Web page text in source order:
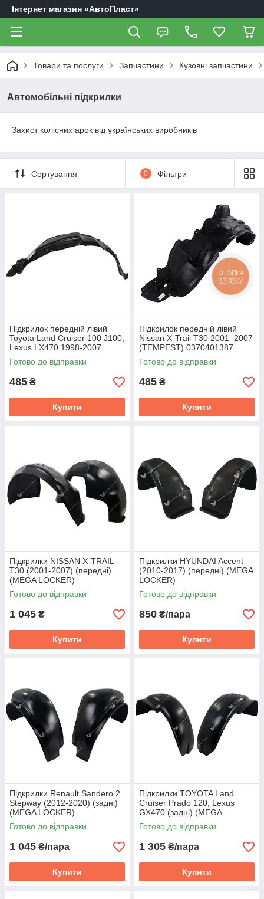
Інтернет магазин «АвтоПласт»
Товари та послуги Запчастини Кузовні запчастини
Автомобільні підкрилки
Захист колісних арок від українських виробників
Сортування 0 Фільтри
Підкрилок передній лівий
Toyota Land Cruiser 100 J100,
Lexus LX470 1998-2007
TEMPEST 049 0571 387C
Готово до відправки
485 ₴
Купити
Підкрилок передній лівий
Nissan X-Trail T30 2001–2007
(TEMPEST) 0370401387
Готово до відправки
485 ₴
Купити
Підкрилки NISSAN X-TRAIL
T30 (2001-2007) (передні)
(MEGA LOCKER)
Готово до відправки
1 045 ₴
Купити
Підкрилки HYUNDAI Accent
(2010-2017) (передні) (MEGA
LOCKER)
Готово до відправки
850 ₴/пара
Купити
Підкрилки Renault Sandero 2
Stepway (2012-2020) (задні)
(MEGA LOCKER)
Готово до відправки
1 045 ₴/пара
Купити
Підкрилки TOYOTA Land
Cruiser Prado 120, Lexus
GX470 (задні) (MEGA
LOCKER)
Готово до відправки
1 305 ₴/пара
Купити
КНОПКА
ЗВ'ЯЗКУ